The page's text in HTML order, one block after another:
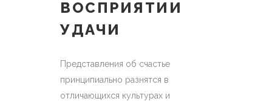
ВОСПРИЯТИИ
УДАЧИ
Представления об счастье
принципиально разнятся в
отличающихся культурах и